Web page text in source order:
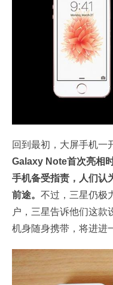
回到最初，大屏手机一
Galaxy Note首次亮相
手机备受指责，人们认
前途。 不过，三星仍极
户，三星告诉他们这款
机身随身携带，将进进